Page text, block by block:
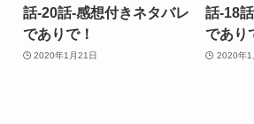
話-20話-感想付きネタバレ
でありで！
2020年1月21日
話-18
であり
2020年1